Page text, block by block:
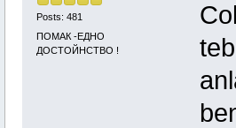
Posts: 481
ПОМАК -ЕДНО
ДОСТОЙНСТВО !